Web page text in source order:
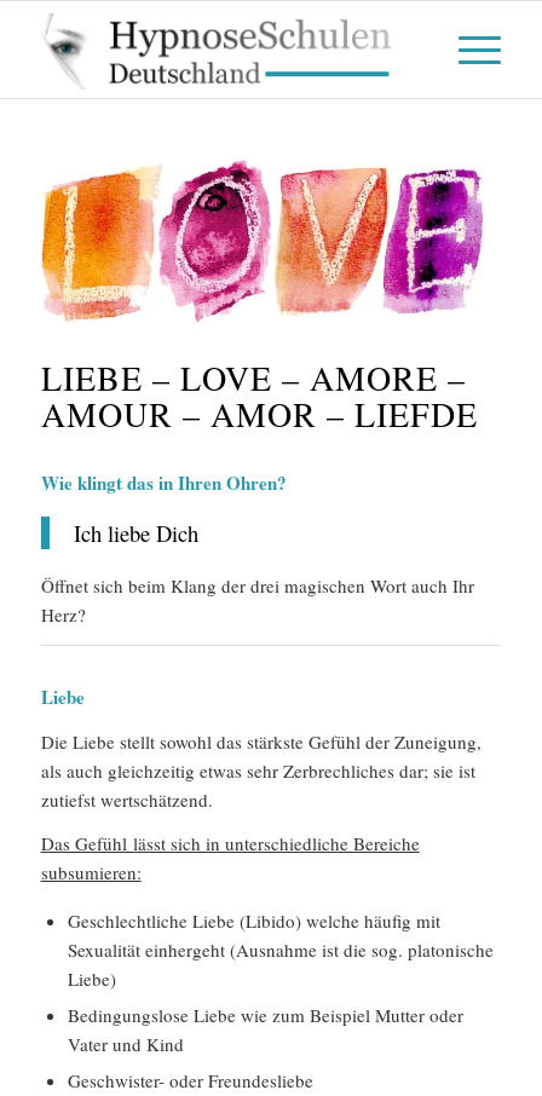
LIEBE – LOVE – AMORE –
AMOUR – AMOR – LIEFDE
Wie klingt das in Ihren Ohren?
Ich liebe Dich
Öffnet sich beim Klang der drei magischen Wort auch Ihr
Herz?
Liebe
Die Liebe stellt sowohl das stärkste Gefühl der Zuneigung,
als auch gleichzeitig etwas sehr Zerbrechliches dar; sie ist
zutiefst wertschätzend.
Das Gefühl lässt sich in unterschiedliche Bereiche
subsumieren:
Geschlechtliche Liebe (Libido) welche häufig mit
Sexualität einhergeht (Ausnahme ist die sog. platonische
Liebe)
Bedingungslose Liebe wie zum Beispiel Mutter oder
Vater und Kind
Geschwister- oder Freundesliebe